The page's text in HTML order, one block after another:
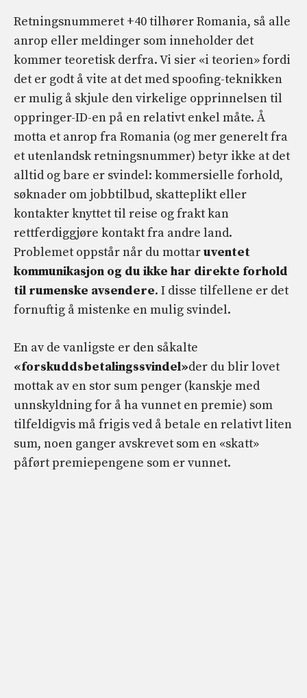
Retningsnummeret +40 tilhører Romania, så alle
anrop eller meldinger som inneholder det
kommer teoretisk derfra. Vi sier «i teorien» fordi
det er godt å vite at det med spoofing-teknikken
er mulig å skjule den virkelige opprinnelsen til
oppringer-ID-en på en relativt enkel måte. Å
motta et anrop fra Romania (og mer generelt fra
et utenlandsk retningsnummer) betyr ikke at det
alltid og bare er svindel: kommersielle forhold,
søknader om jobbtilbud, skatteplikt eller
kontakter knyttet til reise og frakt kan
rettferdiggjøre kontakt fra andre land.
Problemet oppstår når du mottaruventet
kommunikasjon og du ikke har direkte forhold
til rumenske avsendere. I disse tilfellene er det
fornuftig å mistenke en mulig svindel.
En av de vanligste er den såkalte
«forskuddsbetalingssvindel»der du blir lovet
mottak av en stor sum penger (kanskje med
unnskyldning for å ha vunnet en premie) som
tilfeldigvis må frigis ved å betale en relativt liten
sum, noen ganger avskrevet som en «skatt»
påført premiepengene som er vunnet.